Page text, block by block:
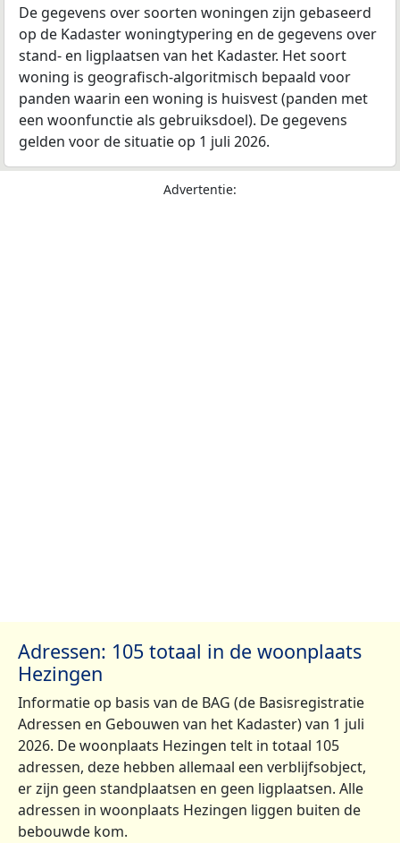
De gegevens over soorten woningen zijn gebaseerd
op de Kadaster woningtypering en de gegevens over
stand- en ligplaatsen van het Kadaster. Het soort
woning is geografisch-algoritmisch bepaald voor
panden waarin een woning is huisvest (panden met
een woonfunctie als gebruiksdoel). De gegevens
gelden voor de situatie op 1 juli 2026.
Advertentie:
Adressen: 105 totaal in de woonplaats
Hezingen
Informatie op basis van de BAG (de Basisregistratie
Adressen en Gebouwen van het Kadaster) van 1 juli
2026. De woonplaats Hezingen telt in totaal 105
adressen, deze hebben allemaal een verblijfsobject,
er zijn geen standplaatsen en geen ligplaatsen. Alle
adressen in woonplaats Hezingen liggen buiten de
bebouwde kom.